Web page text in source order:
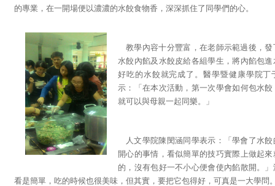
的專業，在一開場便以濃濃的水餃食物香，深深抓住了同學們的心。
教學內容十分豐富，在老師示範過後，
水餃內餡及水餃皮給各組學生，將內餡包
好吃的水餃就完成了。醫學暨健康學院丁
示：「在本次活動，第一次學會如何包水
就可以與母親一起同樂。」
人文學院陳閔涵同學表示：「學會了水
開心的事情，看似簡單的技巧實際上做起
的，沒有包好一不小心便會使內餡散開。
看是簡單，吃的時候也很美味，但其實，要把它包得好，可真是一大學問